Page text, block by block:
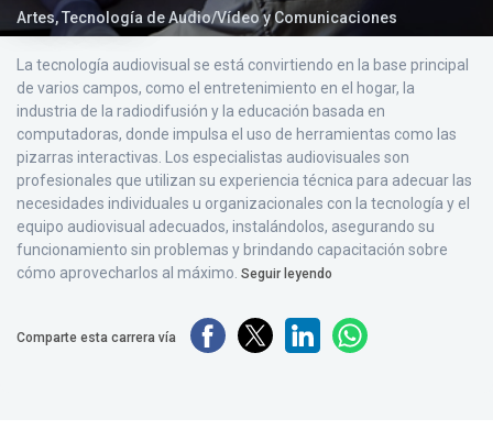
Artes, Tecnología de Audio/Vídeo y Comunicaciones
La tecnología audiovisual se está convirtiendo en la base principal
de varios campos, como el entretenimiento en el hogar, la
industria de la radiodifusión y la educación basada en
computadoras, donde impulsa el uso de herramientas como las
pizarras interactivas. Los especialistas audiovisuales son
profesionales que utilizan su experiencia técnica para adecuar las
necesidades individuales u organizacionales con la tecnología y el
equipo audiovisual adecuados, instalándolos, asegurando su
funcionamiento sin problemas y brindando capacitación sobre
cómo aprovecharlos al máximo. Seguir leyendo
Comparte esta carrera vía